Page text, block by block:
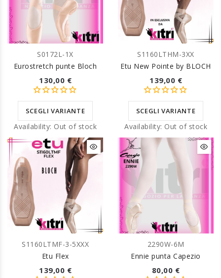
S0172L-1X
Eurostretch punte Bloch
130,00 €
SCEGLI VARIANTE
Availability: Out of stock
S1160LTHM-3XX
Etu New Pointe by BLOCH
139,00 €
SCEGLI VARIANTE
Availability: Out of stock
S1160LTMF-3-5XXX
Etu Flex
139,00 €
2290W-6M
Ennie punta Capezio
80,00 €